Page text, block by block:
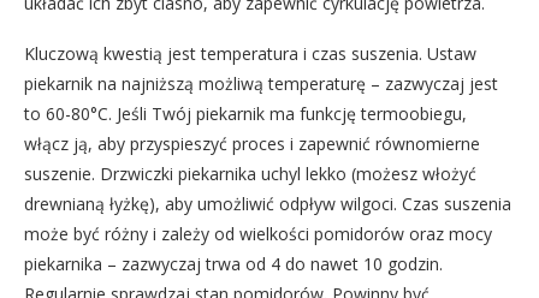
Kluczową kwestią jest temperatura i czas suszenia. Ustaw
piekarnik na najniższą możliwą temperaturę – zazwyczaj jest
to 60-80°C. Jeśli Twój piekarnik ma funkcję termoobiegu,
włącz ją, aby przyspieszyć proces i zapewnić równomierne
suszenie. Drzwiczki piekarnika uchyl lekko (możesz włożyć
drewnianą łyżkę), aby umożliwić odpływ wilgoci. Czas suszenia
może być różny i zależy od wielkości pomidorów oraz mocy
piekarnika – zazwyczaj trwa od 4 do nawet 10 godzin.